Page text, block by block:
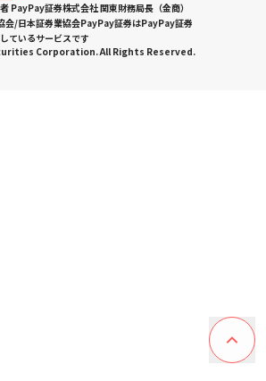
PayPay証券株式会社 関東財務局長（金商）
会/日本証券業協会PayPay証券はPayPay証券
ているサービスです
Corporation. All Rights Reserved.